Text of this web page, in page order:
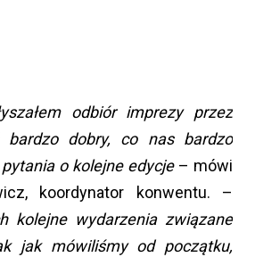
odbiór imprezy przez
bardzo dobry, co nas bardzo
o kolejne edycje– mówi
koordynator konwentu. –
kolejne wydarzenia związane
jak mówiliśmy od początku,